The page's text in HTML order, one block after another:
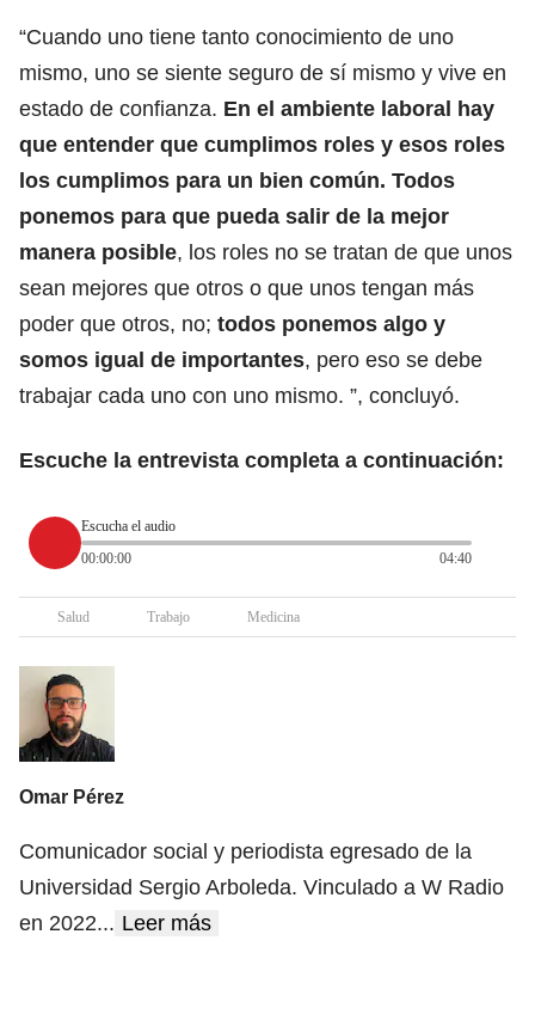
“Cuando uno tiene tanto conocimiento de uno
mismo, uno se siente seguro de sí mismo y vive en
estado de confianza. En el ambiente laboral hay
que entender que cumplimos roles y esos roles
los cumplimos para un bien común. Todos
ponemos para que pueda salir de la mejor
manera posible, los roles no se tratan de que unos
sean mejores que otros o que unos tengan más
poder que otros, no; todos ponemos algo y
somos igual de importantes, pero eso se debe
trabajar cada uno con uno mismo. ”, concluyó.
Escuche la entrevista completa a continuación:
Escucha el audio
00:00:00
04:40
Salud Trabajo Medicina
Omar Pérez
Comunicador social y periodista egresado de la
Universidad Sergio Arboleda. Vinculado a W Radio
en 2022... Leer más